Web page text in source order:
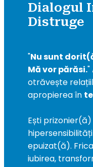
Dialogul
Distruge
"Nu sunt
Mă vor părăsi."
otrăvește
apropierea în
Ești
epuizat(ă).
iubirea,